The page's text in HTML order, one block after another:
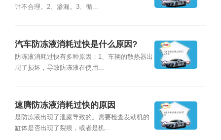
计不合理。2、渗漏。3、循...
汽车防冻液消耗过快是什么原因?
防冻液消耗过快有多种原因：1、车辆的散热器出
现了损坏，导致防冻液在使用...
速腾防冻液消耗过快的原因
是防冻液出现了泄露导致的。需要检查发动机的
缸体是否出现了裂痕，或者是机...